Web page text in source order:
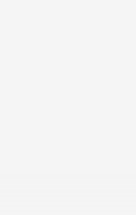
，兩人結為莫逆。
浙江巡撫，全力相
有千萬字以上的小
盡致、擘肌析理、
各種官場上款項和
等項目找尋適合的